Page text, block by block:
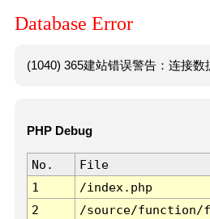
Database Error
(1040) 365建站错误警告：连接
PHP Debug
No. File
1
/index.php
2
/source/function/